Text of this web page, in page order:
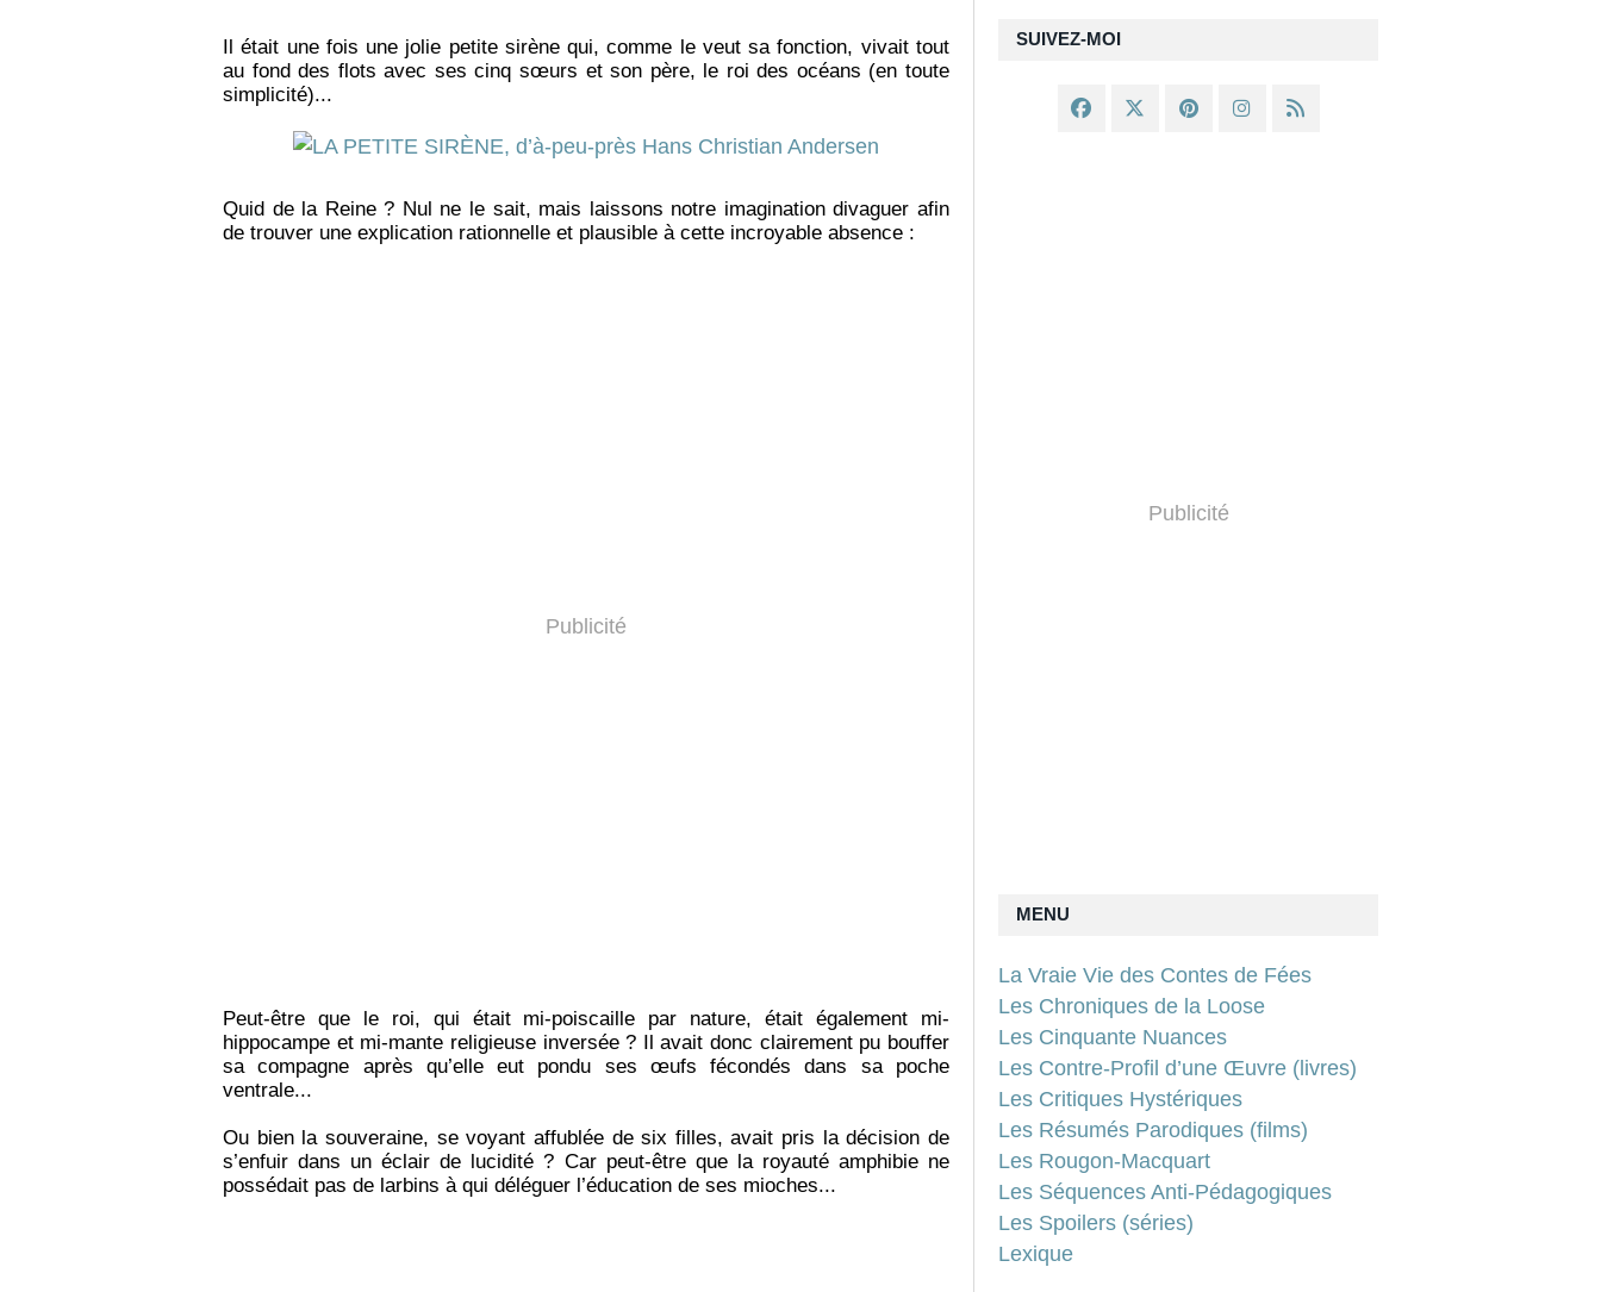
Il était une fois une jolie petite sirène qui, comme le veut sa fonction, vivait tout
au fond des flots avec ses cinq sœurs et son père, le roi des océans (en toute
simplicité)...
Quid de la Reine ? Nul ne le sait, mais laissons notre imagination divaguer afin
de trouver une explication rationnelle et plausible à cette incroyable absence :
Publicité
Peut-être que le roi, qui était mi-poiscaille par nature, était également mi-
hippocampe et mi-mante religieuse inversée ? Il avait donc clairement pu bouffer
sa compagne après qu’elle eut pondu ses œufs fécondés dans sa poche
ventrale...
Ou bien la souveraine, se voyant affublée de six filles, avait pris la décision de
s’enfuir dans un éclair de lucidité ? Car peut-être que la royauté amphibie ne
possédait pas de larbins à qui déléguer l’éducation de ses mioches...
SUIVEZ-MOI
Publicité
MENU
La Vraie Vie des Contes de Fées
Les Chroniques de la Loose
Les Cinquante Nuances
Les Contre-Profil d’une Œuvre (livres)
Les Critiques Hystériques
Les Résumés Parodiques (films)
Les Rougon-Macquart
Les Séquences Anti-Pédagogiques
Les Spoilers (séries)
Lexique